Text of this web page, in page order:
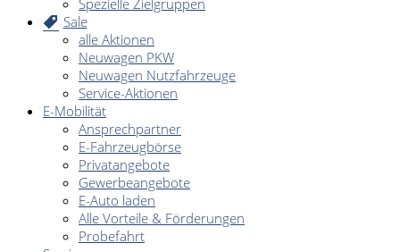
Spezielle Zielgruppen
Sale
alle Aktionen
Neuwagen PKW
Neuwagen Nutzfahrzeuge
Service-Aktionen
E-Mobilität
Ansprechpartner
E-Fahrzeugbörse
Privatangebote
Gewerbeangebote
E-Auto laden
Alle Vorteile & Förderungen
Probefahrt